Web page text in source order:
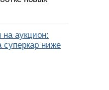
на аукцион:
суперкар ниже